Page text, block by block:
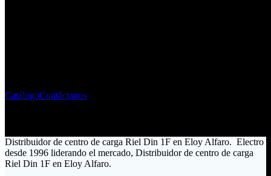
CatálogoContáctanos
Distribuidor de centro de carga Riel Din 1F en Eloy Alfaro. Electro
desde 1996 liderando el mercado, Distribuidor de centro de carga
Riel Din 1F en Eloy Alfaro.